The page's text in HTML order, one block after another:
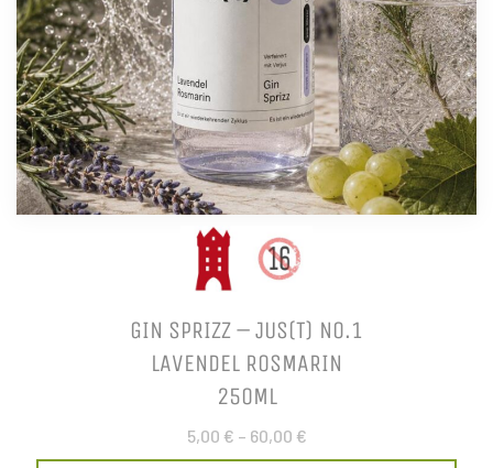
GIN SPRIZZ – JUS(T) NO.1
LAVENDEL ROSMARIN
250ML
5,00 € – 60,00 €